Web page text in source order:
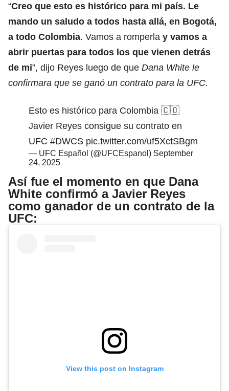
“Creo que esto es histórico para mi país. Le
mando un saludo a todos hasta allá, en Bogotá,
a todo Colombia. Vamos a romperla y vamos a
abrir puertas para todos los que vienen detrás
de mi”, dijo Reyes luego de que Dana White le
confirmara que se ganó un contrato para la UFC.
Esto es histórico para Colombia 🇨🇴
Javier Reyes consigue su contrato en
UFC #DWCS pic.twitter.com/uf5XctSBgm
— UFC Español (@UFCEspanol) September
24, 2025
Así fue el momento en que Dana
White confirmó a Javier Reyes
como ganador de un contrato de la
UFC:
View this post on Instagram